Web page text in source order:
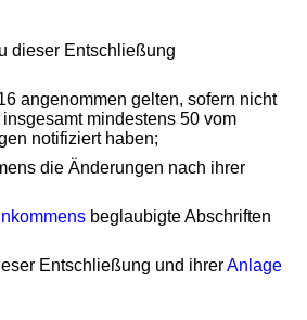
dieser Entschließung
angenommen gelten, sofern nicht
mindestens 50 vom
notifiziert haben;
die Änderungen nach ihrer
beglaubigte Abschriften
Entschließung und ihrerAnlage